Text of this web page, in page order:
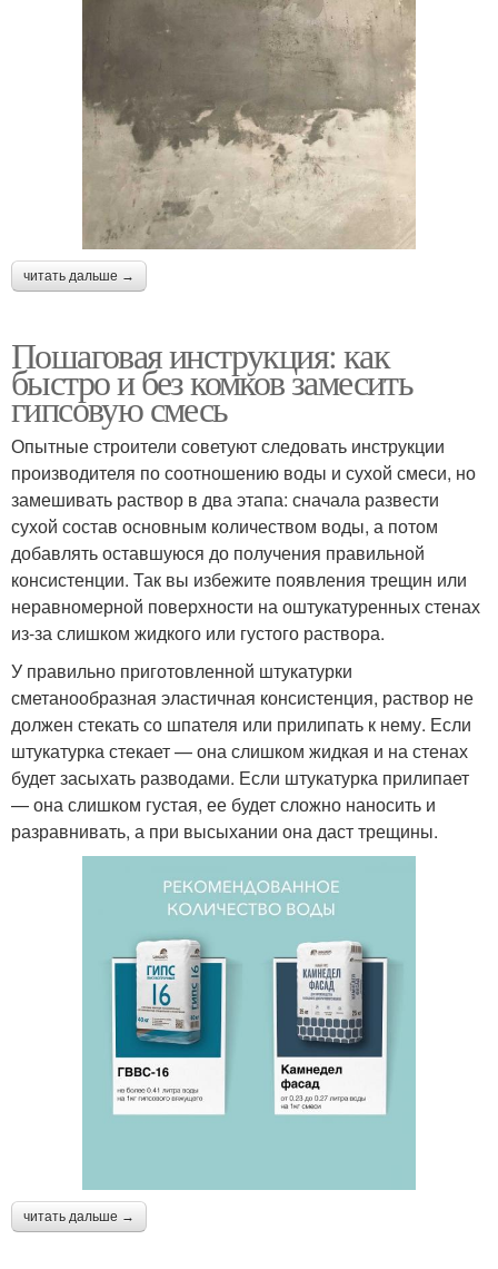
читать дальше →
Пошаговая инструкция: как
быстро и без комков замесить
гипсовую смесь
Опытные строители советуют следовать инструкции
производителя по соотношению воды и сухой смеси, но
замешивать раствор в два этапа: сначала развести
сухой состав основным количеством воды, а потом
добавлять оставшуюся до получения правильной
консистенции. Так вы избежите появления трещин или
неравномерной поверхности на оштукатуренных стенах
из-за слишком жидкого или густого раствора.
У правильно приготовленной штукатурки
сметанообразная эластичная консистенция, раствор не
должен стекать со шпателя или прилипать к нему. Если
штукатурка стекает — она слишком жидкая и на стенах
будет засыхать разводами. Если штукатурка прилипает
— она слишком густая, ее будет сложно наносить и
разравнивать, а при высыхании она даст трещины.
читать дальше →